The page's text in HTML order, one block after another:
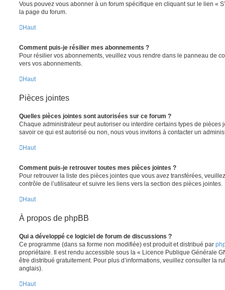
Vous pouvez vous abonner à un forum spécifique en cliquant sur le lien «
la page du forum.
Haut
Comment puis-je résilier mes abonnements ?
Pour résilier vos abonnements, veuillez vous rendre dans le panneau de
vers vos abonnements.
Haut
Pièces jointes
Quelles pièces jointes sont autorisées sur ce forum ?
Chaque administrateur peut autoriser ou interdire certains types de pièces
savoir ce qui est autorisé ou non, nous vous invitons à contacter un
Haut
Comment puis-je retrouver toutes mes pièces jointes ?
Pour retrouver la liste des pièces jointes que vous avez transférées,
contrôle de l’utilisateur et suivre les liens vers la section des pièces jointes.
Haut
À propos de phpBB
Qui a développé ce logiciel de forum de discussions ?
Ce programme (dans sa forme non modifiée) est produit et distribué par
propriétaire. Il est rendu accessible sous la « Licence Publique Générale
être distribué gratuitement. Pour plus d’informations, veuillez consulter la
anglais).
Haut